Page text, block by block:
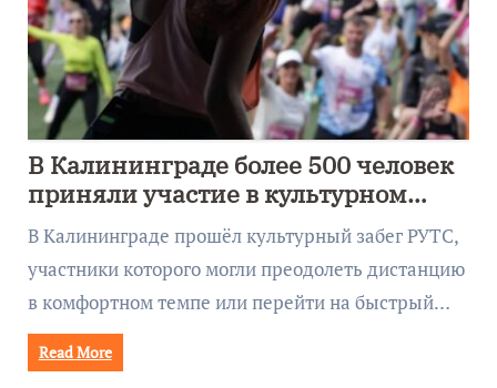
В Калининграде более 500 человек
приняли участие в культурном
забеге
В Калининграде прошёл культурный забег РУТС,
участники которого могли преодолеть дистанцию
в комфортном темпе или перейти на быстрый…
Read More